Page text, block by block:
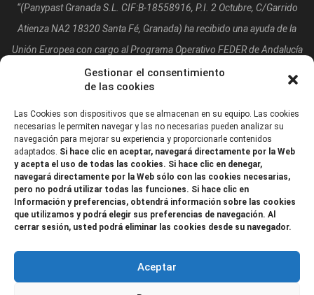
Gestionar el consentimiento
de las cookies
Las Cookies son dispositivos que se almacenan en su equipo. Las cookies
necesarias le permiten navegar y las no necesarias pueden analizar su
navegación para mejorar su experiencia y proporcionarle contenidos
adaptados. Si hace clic en aceptar, navegará directamente por la Web
y acepta el uso de todas las cookies. Si hace clic en denegar,
navegará directamente por la Web sólo con las cookies necesarias,
pero no podrá utilizar todas las funciones. Si hace clic en
Información y preferencias, obtendrá información sobre las cookies
que utilizamos y podrá elegir sus preferencias de navegación. Al
cerrar sesión, usted podrá eliminar las cookies desde su navegador.
Aceptar
“(Panypast Granada S.L. CIF:B-18558916, P.I. 2 Octubre, C/Garrido
Atienza NA2 18320 Santa Fé, Granada) ha recibido una ayuda de la
Unión Europea con cargo al Programa Operativo FEDER de Andalucía
2014-2020, financiada como parte de la respuesta de la Unión a la
pandemia de COVID-19 (REACT-UE), para compensar el sobrecoste
energético de gas natural y/o electricidad a pymes y autónomos
especialmente afectados por el incremento de los precios del gas
natural y la electricidad provocados por el impacto de la guerra de
agresión de Rusia contra Ucrania.”